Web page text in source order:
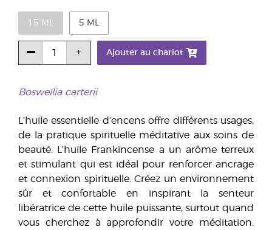
Boswellia carterii
L’huile essentielle d’encens offre différents usages,
de la pratique spirituelle méditative aux soins de
beauté. L’huile Frankincense a un arôme terreux
et stimulant qui est idéal pour renforcer ancrage
et connexion spirituelle. Créez un environnement
sûr et confortable en inspirant la senteur
libératrice de cette huile puissante, surtout quand
vous cherchez à approfondir votre méditation.
15 ML 5 ML
Ajouter au chariot